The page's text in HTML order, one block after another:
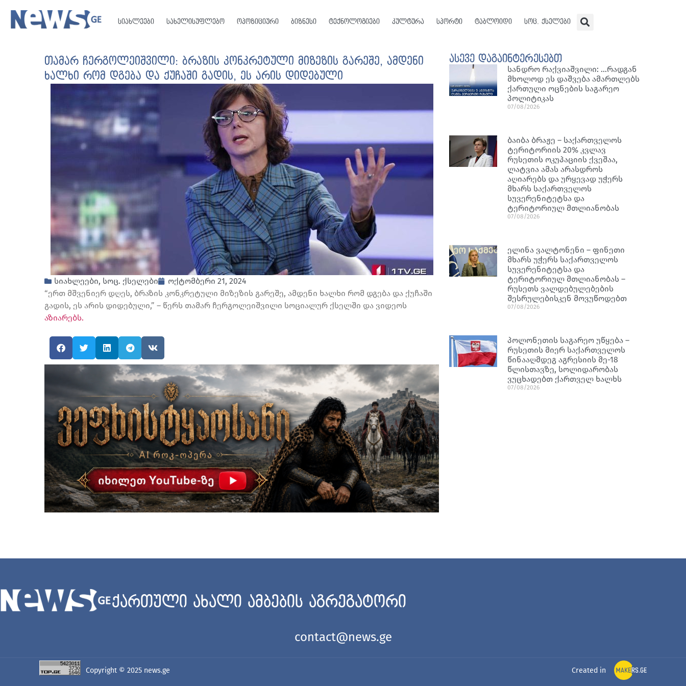
სიახლეები სახელისუფლებო ოპოზიციური ბიზნესი ტექნოლოგიები კულტურა სპორტი ტაბლოიდი სოც. ქსელები
თამარ ჩერგოლეიშვილი: ბრაზის კონკრეტული მიზეზის გარეშე, ამდენი
ხალხი რომ დგება და ქუჩაში გადის, ეს არის დიდებული
სიახლეები, სოც. ქსელები
ოქტომბერი 21, 2024
“ერთ მშვენიერ დღეს, ბრაზის კონკრეტული მიზეზის გარეშე, ამდენი ხალხი რომ დგება და ქუჩაში
გადის, ეს არის დიდებული,” – წერს თამარ ჩერგოლეიშვილი სოციალურ ქსელში და ვიდეოს
აზიარებს.
ასევე დაგაინტერესებთ
სანდრო რაქვიაშვილი: …რადგან
მხოლოდ ეს დაშვება ამართლებს
ქართული ოცნების საგარეო
პოლიტიკას
07/08/2026
ბაიბა ბრაჟე – საქართველოს
ტერიტორიის 20% კვლავ
რუსეთის ოკუპაციის ქვეშაა,
ლატვია ამას არასდროს
აღიარებს და ურყევად უჭერს
მხარს საქართველოს
სუვერენიტეტსა და
ტერიტორიულ მთლიანობას
07/08/2026
ელინა ვალტონენი – ფინეთი
მხარს უჭერს საქართველოს
სუვერენიტეტსა და
ტერიტორიულ მთლიანობას –
რუსეთს ვალდებულებების
შესრულებისკენ მოვუწოდებთ
07/08/2026
პოლონეთის საგარეო უწყება –
რუსეთის მიერ საქართველოს
წინააღმდეგ აგრესიის მე-18
წლისთავზე, სოლიდარობას
ვუცხადებთ ქართველ ხალხს
07/08/2026
ქართული ახალი ამბების აგრეგატორი
contact@news.ge
Copyright © 2025 news.ge Created in